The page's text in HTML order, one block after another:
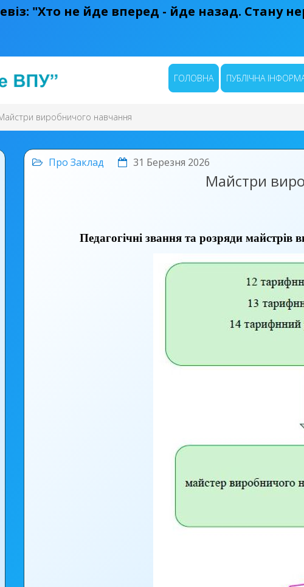
"Хто не йде вперед - йде назад. Стану
ГОЛОВНА ПУБЛІЧНА
виробничого навчання
Про Заклад 31 Березня 2026
Майстри
Педагогічні звання та розряди